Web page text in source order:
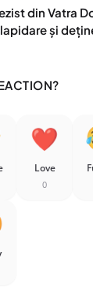
din Vatra
și
Love
0